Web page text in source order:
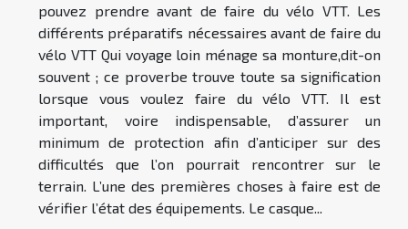
pouvez prendre avant de faire du vélo VTT. Les
différents préparatifs nécessaires avant de faire du
vélo VTT Qui voyage loin ménage sa monture,dit-on
souvent ; ce proverbe trouve toute sa signification
lorsque vous voulez faire du vélo VTT. Il est
important, voire indispensable, d’assurer un
minimum de protection afin d’anticiper sur des
difficultés que l’on pourrait rencontrer sur le
terrain. L’une des premières choses à faire est de
vérifier l’état des équipements. Le casque...